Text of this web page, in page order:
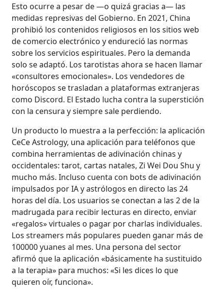
Esto ocurre a pesar de —o quizá gracias a— las
medidas represivas del Gobierno. En 2021, China
prohibió los contenidos religiosos en los sitios web
de comercio electrónico y endureció las normas
sobre los servicios espirituales. Pero la demanda
solo se adaptó. Los tarotistas ahora se hacen llamar
«consultores emocionales». Los vendedores de
horóscopos se trasladan a plataformas extranjeras
como Discord. El Estado lucha contra la superstición
con la censura y siempre sale perdiendo.
Un producto lo muestra a la perfección: la aplicación
CeCe Astrology, una aplicación para teléfonos que
combina herramientas de adivinación chinas y
occidentales: tarot, cartas natales, Zi Wei Dou Shu y
mucho más. Incluso cuenta con bots de adivinación
impulsados por IA y astrólogos en directo las 24
horas del día. Los usuarios se conectan a las 2 de la
madrugada para recibir lecturas en directo, enviar
«regalos» virtuales o pagar por charlas individuales.
Los streamers más populares pueden ganar más de
100000 yuanes al mes. Una persona del sector
afirmó que la aplicación «básicamente ha sustituido
a la terapia» para muchos: «Si les dices lo que
quieren oír, funciona».